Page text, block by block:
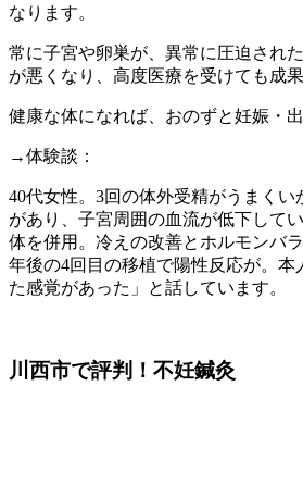
なります。
常に子宮や卵巣が、異常に圧迫され
が悪くなり、高度医療を受けても成
健康な体になれば、おのずと妊娠・
→体験談：
40代女性。3回の体外受精がうまくい
があり、子宮周囲の血流が低下して
体を併用。冷えの改善とホルモンバ
年後の4回目の移植で陽性反応が。本
た感覚があった」と話しています。
川西市で評判！不妊鍼灸